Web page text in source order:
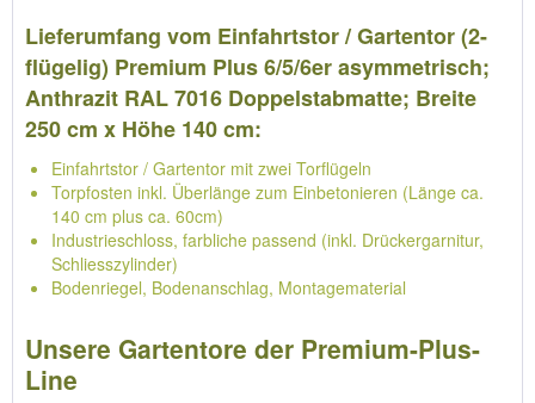
Lieferumfang vom Einfahrtstor / Gartentor (2-
flügelig) Premium Plus 6/5/6er asymmetrisch;
Anthrazit RAL 7016 Doppelstabmatte; Breite
250 cm x Höhe 140 cm:
Einfahrtstor / Gartentor mit zwei Torflügeln
Torpfosten inkl. Überlänge zum Einbetonieren (Länge ca.
140 cm plus ca. 60cm)
Industrieschloss, farbliche passend (inkl. Drückergarnitur,
Schliesszylinder)
Bodenriegel, Bodenanschlag, Montagematerial
Unsere Gartentore der Premium-Plus-
Line